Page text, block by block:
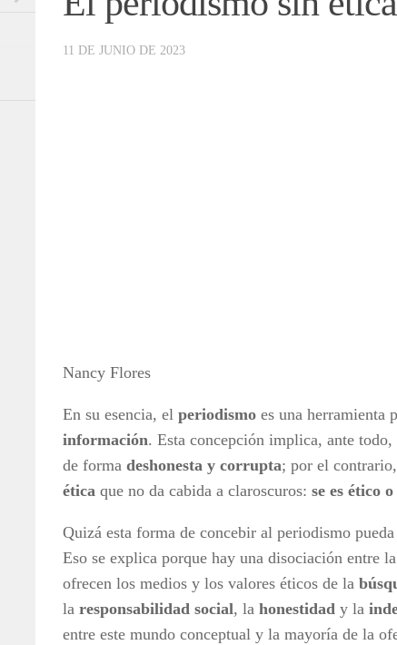
11 DE JUNIO DE 2023
Nancy Flores
En su esencia, el periodismo es una herramienta
información. Esta concepción implica, ante
de forma deshonesta y corrupta; por el
ética que no da cabida a claroscuros: se es ético
Quizá esta forma de concebir al periodismo pueda
Eso se explica porque hay una disociación entre
ofrecen los medios y los valores éticos de la
la responsabilidad social, la honestidad y la
entre este mundo conceptual y la mayoría de la